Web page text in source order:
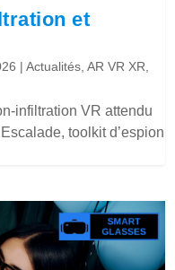
et
|Actualités,AR VR XR,
infiltration VR attendu
toolkit d’espion